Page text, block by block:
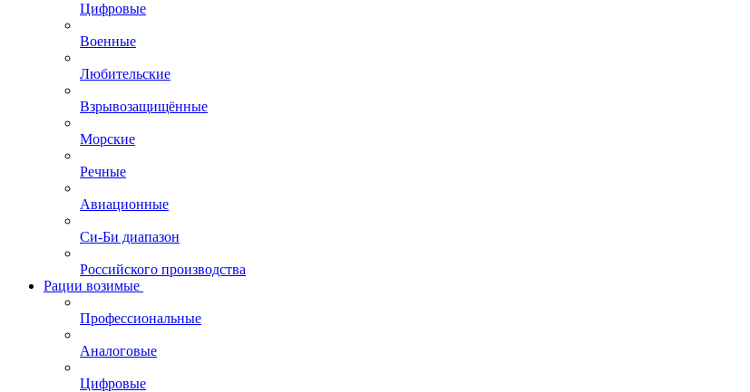
Цифровые
Военные
Любительские
Взрывозащищённые
Морские
Речные
Авиационные
Си-Би диапазон
Российского производства
Рации возимые
Профессиональные
Аналоговые
Цифровые